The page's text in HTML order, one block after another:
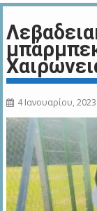
4 Ιανουαρίου, 2023